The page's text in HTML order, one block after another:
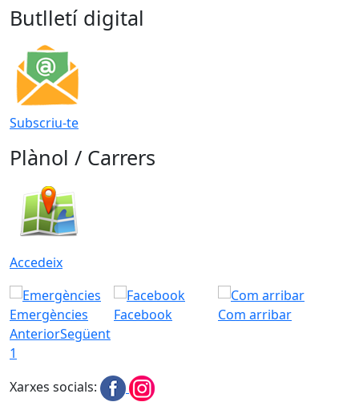
Butlletí digital
Subscriu-te
Plànol / Carrers
Accedeix
Emergències Facebook
Com arribar
AnteriorSegüent
1
Xarxes socials: